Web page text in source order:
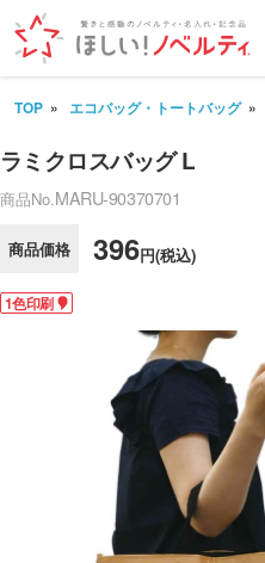
TOP エコバッグ・トートバッグ
ラミクロスバッグ L
商品No.MARU-90370701
商品価格 396円(税込)
1色印刷